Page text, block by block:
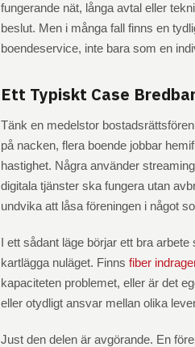
fungerande nät, långa avtal eller
beslut. Men i många fall finns en
boendeservice, inte bara som en
Ett Typiskt Case
Tänk en medelstor
på nacken, flera boende jobbar
hastighet. Några använder
digitala tjänster ska fungera utan
undvika att låsa föreningen i något
I ett sådant läge börjar ett bra
kartlägga nuläget. Finns fiber
kapaciteten problemet, eller är det
eller otydligt ansvar mellan olika
Just den delen är avgörande. En